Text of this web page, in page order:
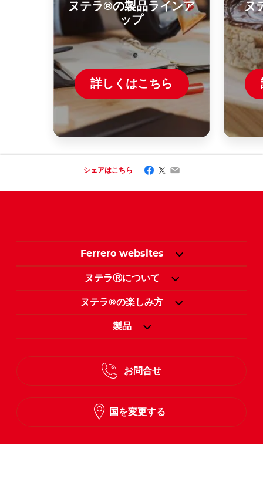
ヌテラ®の製品ラインア
ップ
詳しくはこちら
ヌ
シェアはこちら Facebook
Twitter
Email
Ferrero websites
ヌテラⓇについて
ヌテラ®の楽しみ方
製品
お問合せ
国を変更する